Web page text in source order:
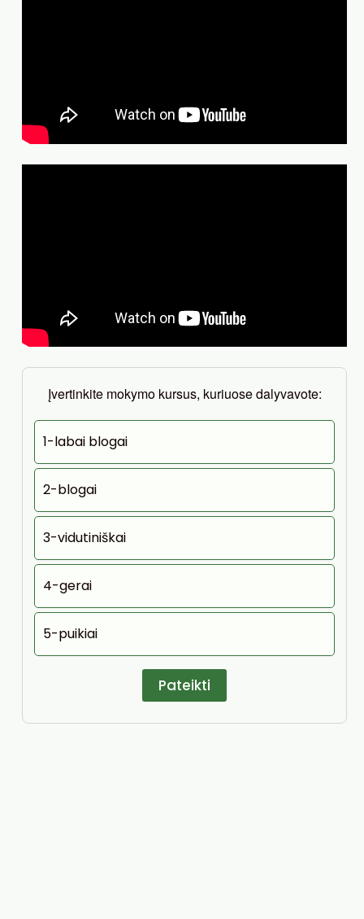
Įvertinkite mokymo kursus, kuriuose dalyvavote:
1-labai blogai
2-blogai
3-vidutiniškai
4-gerai
5-puikiai